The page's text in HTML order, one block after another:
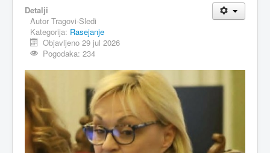
Detalji
Autor Tragovi-Sledi
Kategorija: Rasejanje
Objavljeno 29 jul 2026
Pogodaka: 234